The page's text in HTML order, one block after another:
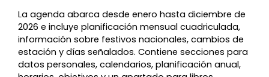
La agenda abarca desde enero hasta diciembre de
2026 e incluye planificación mensual cuadriculada,
información sobre festivos nacionales, cambios de
estación y días señalados. Contiene secciones para
datos personales, calendarios, planificación anual,